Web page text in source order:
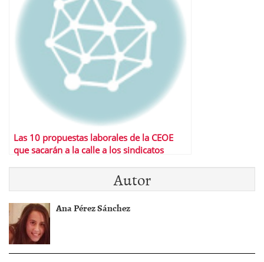
Las 10 propuestas laborales de la CEOE
que sacarán a la calle a los sindicatos
Autor
Ana Pérez Sánchez